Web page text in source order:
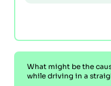
What might be the
while driving in a